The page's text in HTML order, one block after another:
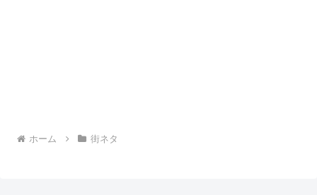
ホーム 街ネタ